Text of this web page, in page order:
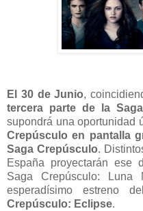
El 30 de Junio,
tercera parte de la Saga
supondrá una oportunidad
Crepúsculo en pantalla
Saga Crepúsculo.
España proyectarán ese
Saga Crepúsculo: Luna
esperadísimo estreno
Crepúsculo: Eclipse.